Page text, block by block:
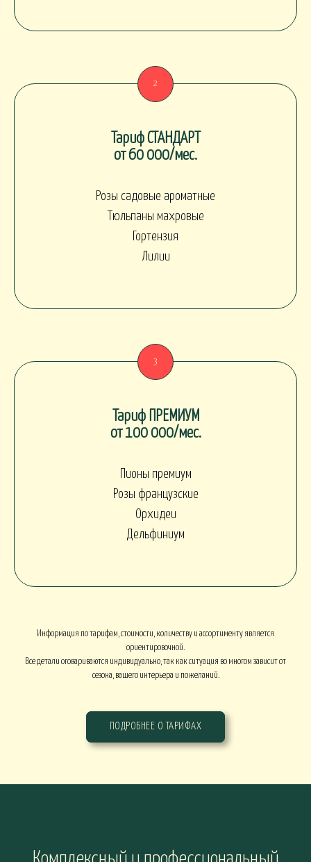
Тариф СТАНДАРТ
от 60 000/мес.
Розы садовые ароматные
Тюльпаны махровые
Гортензия
Лилии
Тариф ПРЕМИУМ
от 100 000/мес.
Пионы премиум
Розы французские
Орхидеи
Дельфиниум
Информация по тарифам, стоимости, количеству и ассортименту является
ориентировочной.
Все детали оговариваются индивидуально, так как ситуация во многом зависит от
сезона, вашего интерьера и пожеланий.
ПОДРОБНЕЕ О ТАРИФАХ